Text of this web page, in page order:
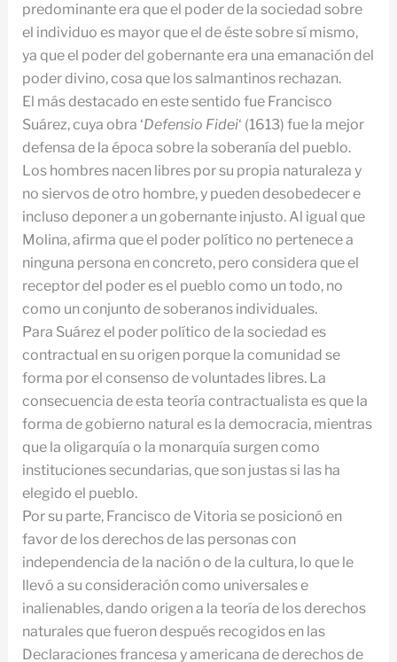
predominante era que el poder de la sociedad sobre
el individuo es mayor que el de éste sobre sí mismo,
ya que el poder del gobernante era una emanación del
poder divino, cosa que los salmantinos rechazan.
El más destacado en este sentido fue Francisco
Suárez, cuya obra ‘Defensio Fidei‘ (1613) fue la mejor
defensa de la época sobre la soberanía del pueblo.
Los hombres nacen libres por su propia naturaleza y
no siervos de otro hombre, y pueden desobedecer e
incluso deponer a un gobernante injusto. Al igual que
Molina, afirma que el poder político no pertenece a
ninguna persona en concreto, pero considera que el
receptor del poder es el pueblo como un todo, no
como un conjunto de soberanos individuales.
Para Suárez el poder político de la sociedad es
contractual en su origen porque la comunidad se
forma por el consenso de voluntades libres. La
consecuencia de esta teoría contractualista es que la
forma de gobierno natural es la democracia, mientras
que la oligarquía o la monarquía surgen como
instituciones secundarias, que son justas si las ha
elegido el pueblo.
Por su parte, Francisco de Vitoria se posicionó en
favor de los derechos de las personas con
independencia de la nación o de la cultura, lo que le
llevó a su consideración como universales e
inalienables, dando origen a la teoría de los derechos
naturales que fueron después recogidos en las
Declaraciones francesa y americana de derechos de